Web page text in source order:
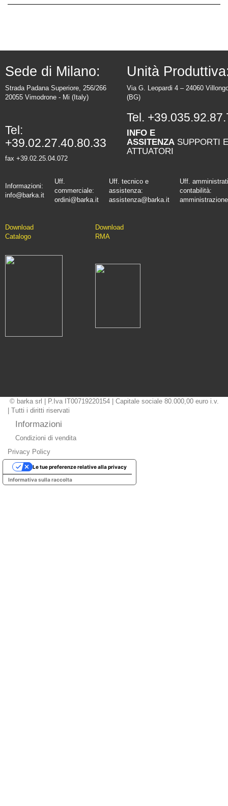
Sede di Milano:
Strada Padana Superiore, 256/266
20055 Vimodrone - Mi (Italy)
Tel:
+39.02.27.40.80.33
fax +39.02.25.04.072
Unità
Via G. Leopardi 4 – 24060
(BG)
Tel.
INFO E
ASSITENZA SUPPORTI E
ATTUATORI
Informazioni:
info@barka.it
Uff.
commerciale:
ordini@barka.it
Uff. tecnico e
assistenza:
assistenza@barka.it
Uff.
contabilità:
Download
Catalogo
Download
RMA
© barka srl | P.Iva IT00719220154 | Capitale sociale 80.000,00 euro i.v.
| Tutti i diritti riservati
Informazioni
Condizioni di vendita
Privacy Policy
Informativa sulla raccolta
Le tue preferenze relative alla privacy